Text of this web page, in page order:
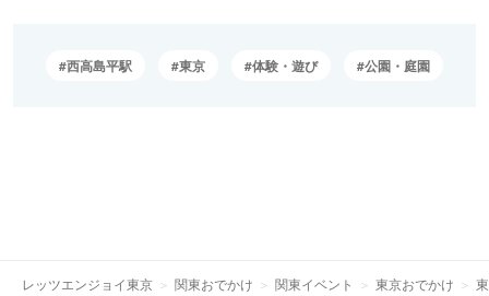
西高島平駅 東京 体験・遊び 公園・庭園
レッツエンジョイ東京 関東おでかけ 関東イベント 東京おでかけ